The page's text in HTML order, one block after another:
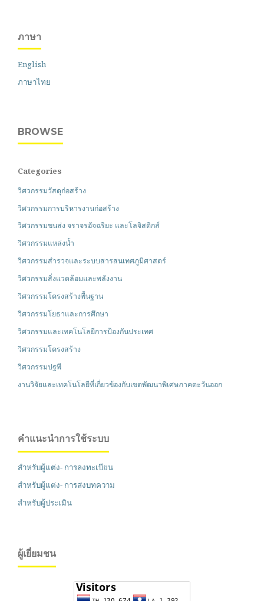
ภาษา
English
ภาษาไทย
BROWSE
Categories
วิศวกรรมวัสดุก่อสร้าง
วิศวกรรมการบริหารงานก่อสร้าง
วิศวกรรมขนส่ง จราจรอัจฉริยะ และโลจิสติกส์
วิศวกรรมแหล่งน้ำ
วิศวกรรมสำรวจและระบบสารสนเทศภูมิศาสตร์
วิศวกรรมสิ่งแวดล้อมและพลังงาน
วิศวกรรมโครงสร้างพื้นฐาน
วิศวกรรมโยธาและการศึกษา
วิศวกรรมและเทคโนโลยีการป้องกันประเทศ
วิศวกรรมโครงสร้าง
วิศวกรรมปฐพี
งานวิจัยและเทคโนโลยีที่เกี่ยวข้องกับเขตพัฒนาพิเศษภาคตะวันออก
คำแนะนำการใช้ระบบ
สำหรับผู้แต่ง- การลงทะเบียน
สำหรับผู้แต่ง- การส่งบทความ
สำหรับผู้ประเมิน
ผู้เยี่ยมชน